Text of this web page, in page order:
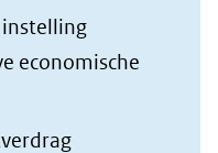
instelling
economische